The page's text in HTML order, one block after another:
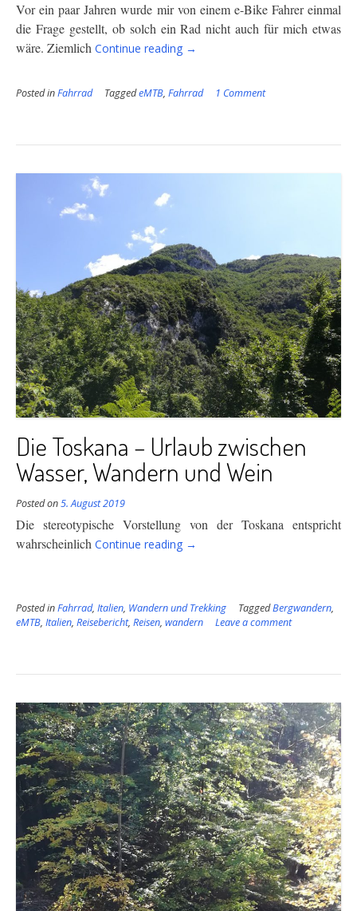
Vor ein paar Jahren wurde mir von einem e-Bike Fahrer einmal
die Frage gestellt, ob solch ein Radnicht auch fürmich etwas
wäre. Ziemlich Continue reading
“e-
sicher!”
→
Posted inFahrrad TaggedeMTB, Fahrrad 1 Comment
Die Toskana – Urlaub zwischen
Wasser, Wandern und Wein
Posted on5. August 2019
Die stereotypische Vorstellung von der Toskana entspricht
wahrscheinlich Continue reading
“Die
zwischen
Wasser,
Wein”
→
Posted inFahrrad, Italien, Wandern und Trekking TaggedBergwandern,
eMTB, Italien, Reisebericht, Reisen, wandern Leave a comment